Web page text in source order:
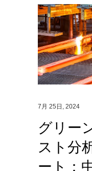
7月 25日, 2024
グリー
スト分
ート：